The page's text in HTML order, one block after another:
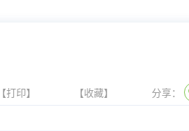
【打印】 【收藏】 分享：